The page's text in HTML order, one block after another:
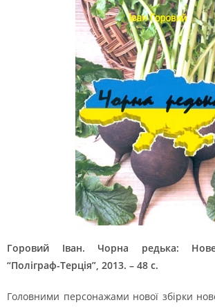
Горовий Іван. Чорна редька:
“Поліграф-Терція”, 2013. – 48 с.
Головними персонажами нової збірки